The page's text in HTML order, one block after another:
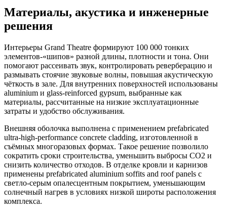
Материалы, акустика и инженерные
решения
Интерьеры Grand Theatre формируют 100 000 тонких
элементов-«шипов» разной длины, плотности и тона. Они
помогают рассеивать звук, контролировать реверберацию и
размывать стоячие звуковые волны, повышая акустическую
чёткость в зале. Для внутренних поверхностей использованы
aluminium и glass-reinforced gypsum, выбранные как
материалы, рассчитанные на низкие эксплуатационные
затраты и удобство обслуживания.
Внешняя оболочка выполнена с применением prefabricated
ultra-high-performance concrete cladding, изготовленной в
съёмных многоразовых формах. Такое решение позволило
сократить сроки строительства, уменьшить выбросы CO2 и
снизить количество отходов. В отделке кровли и карнизов
применены prefabricated aluminium soffits and roof panels с
светло-серым опалесцентным покрытием, уменьшающим
солнечный нагрев в условиях низкой широты расположения
комплекса.